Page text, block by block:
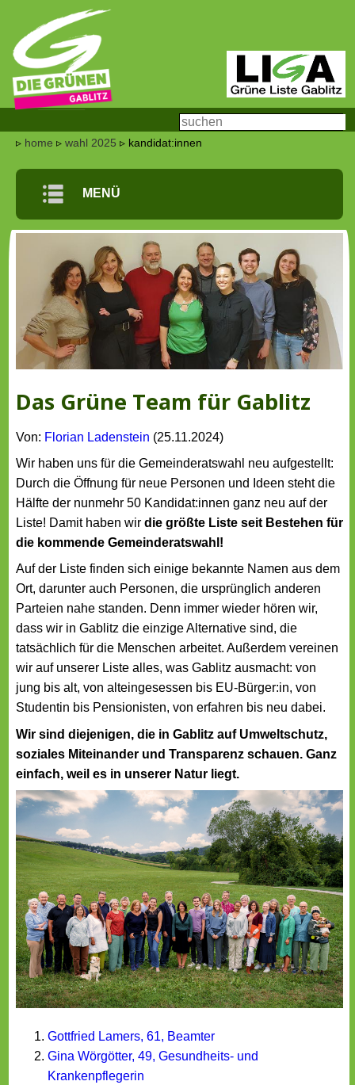
▹ home ▹ wahl 2025 ▹ kandidat:innen
m MENÜ
Das Grüne Team für Gablitz
Von: Florian Ladenstein (25.11.2024)
Wir haben uns für die Gemeinderatswahl neu aufgestellt:
Durch die Öffnung für neue Personen und Ideen steht die
Hälfte der nunmehr 50 Kandidat:innen ganz neu auf der
Liste! Damit haben wir die größte Liste seit Bestehen für
die kommende Gemeinderatswahl!
Auf der Liste finden sich einige bekannte Namen aus dem
Ort, darunter auch Personen, die ursprünglich anderen
Parteien nahe standen. Denn immer wieder hören wir,
dass wir in Gablitz die einzige Alternative sind, die
tatsächlich für die Menschen arbeitet. Außerdem vereinen
wir auf unserer Liste alles, was Gablitz ausmacht: von
jung bis alt, von alteingesessen bis EU-Bürger:in, von
Studentin bis Pensionisten, von erfahren bis neu dabei.
Wir sind diejenigen, die in Gablitz auf Umweltschutz,
soziales Miteinander und Transparenz schauen. Ganz
einfach, weil es in unserer Natur liegt.
Gottfried Lamers, 61, Beamter
Gina Wörgötter, 49, Gesundheits- und
Krankenpflegerin